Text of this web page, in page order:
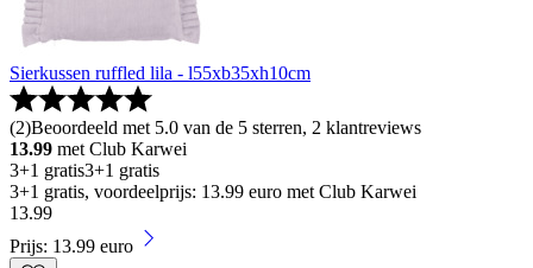
Sierkussen ruffled lila - l55xb35xh10cm
(2)Beoordeeld met 5.0 van de 5 sterren, 2 klantreviews
13.99 met Club Karwei
3+1 gratis3+1 gratis
3+1 gratis, voordeelprijs: 13.99 euro met Club Karwei
13.99
Prijs: 13.99 euro